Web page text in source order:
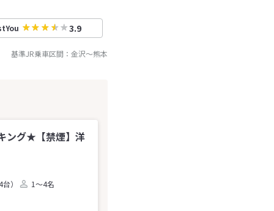
3.9
基準JR乗車区間： 金沢～熊本
ング★【禁煙】洋
） 1～4名